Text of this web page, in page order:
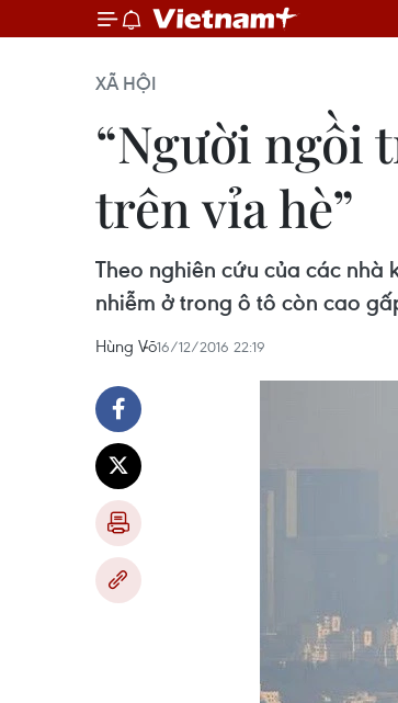
XÃ HỘI
“Người ngồi
trên vỉa hè”
Theo nghiên cứu của các
nhiễm ở trong ô tô còn cao
Hùng Võ16/12/2016 22:19